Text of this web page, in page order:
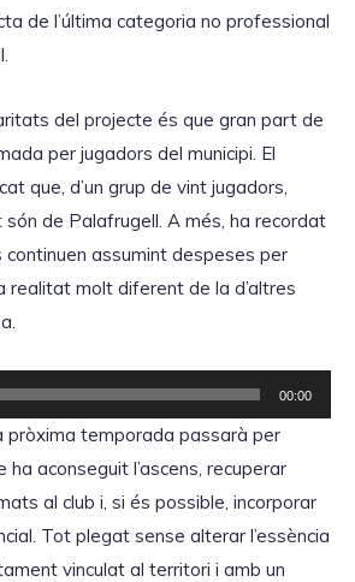
de l’última categoria no professional
del projecte és que gran part de
per jugadors del municipi. El
que, d’un grup de vint jugadors,
de Palafrugell. A més, ha recordat
assumint despeses per
realitat molt diferent de la d’altres
00:00
pròxima temporada passarà per
ha aconseguit l’ascens, recuperar
al club i, si és possible, incorporar
Tot plegat sense alterar l’essència
vinculat al territori i amb un